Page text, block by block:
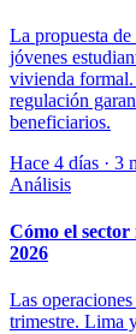
La propuesta
jóvenes
vivienda formal.
regulación
beneficiarios.
Hace 4 días · 3
Análisis
Cómo el
2026
Las
trimestre. Lima